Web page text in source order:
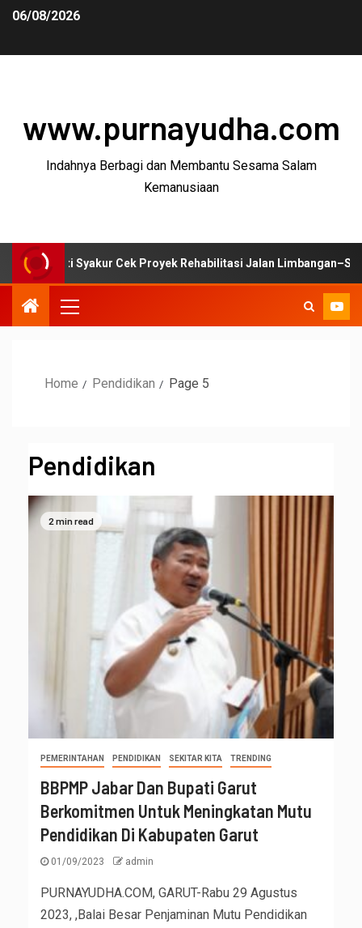
06/08/2026
www.purnayudha.com
Indahnya Berbagi dan Membantu Sesama Salam
Kemanusiaan
Cek Proyek Rehabilitasi Jalan Limbangan–Selaawi
Home Pendidikan Page 5
Pendidikan
2 min read
PEMERINTAHAN PENDIDIKAN SEKITAR KITA TRENDING
BBPMP Jabar Dan Bupati Garut
Berkomitmen Untuk Meningkatan Mutu
Pendidikan Di Kabupaten Garut
01/09/2023 admin
PURNAYUDHA.COM, GARUT-Rabu 29 Agustus
2023, ,Balai Besar Penjaminan Mutu Pendidikan